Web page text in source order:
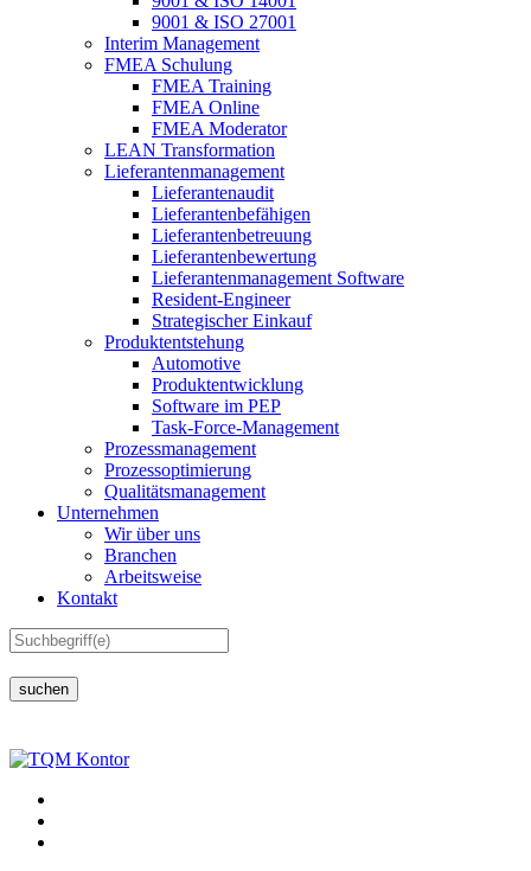
9001 & ISO 27001
Interim Management
FMEA Schulung
FMEA Training
FMEA Online
FMEA Moderator
LEAN Transformation
Lieferantenmanagement
Lieferantenaudit
Lieferantenbefähigen
Lieferantenbetreuung
Lieferantenbewertung
Lieferantenmanagement Software
Resident-Engineer
Strategischer Einkauf
Produktentstehung
Automotive
Produktentwicklung
Software im PEP
Task-Force-Management
Prozessmanagement
Prozessoptimierung
Qualitätsmanagement
Unternehmen
Wir über uns
Branchen
Arbeitsweise
Kontakt
suchen